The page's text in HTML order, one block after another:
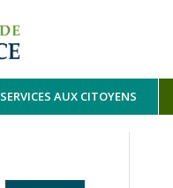
SERVICES AUX CITOYENS